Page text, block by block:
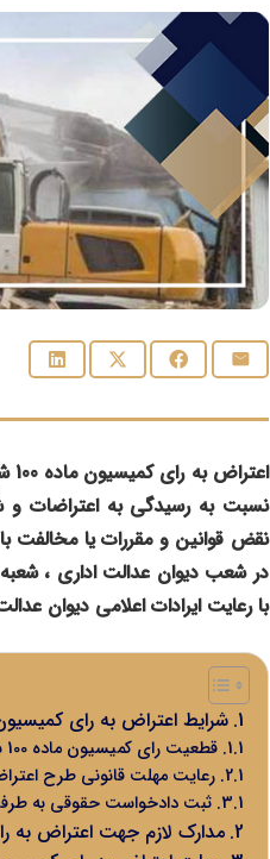
نسبت به رسیدگی به اعتراضات و
نقض قوانین و مقررات یا مخالفت
با رعایت ایرادات اعلامی دیوان
شرایط اعتراض به رای کمیسیون ماده 100 شهرداری در
قطعیت رای کمیسیون ماده 100 شهرداری
رعایت مهلت قانونی طرح
ثبت دادخواست حقوقی به طرفیت کمیسیون ماده 100 و
مدارک لازم جهت اعتراض به رای کمیسیون ماده 100